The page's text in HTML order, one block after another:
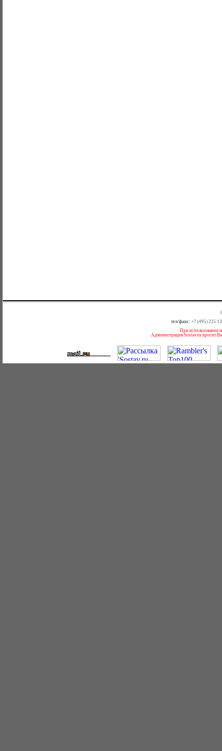
тел/факс: +7 (495) 225
При использовании
Администрация Sostav.ru просит